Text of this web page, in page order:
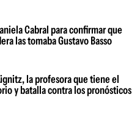
Cabral para confirmar que
las tomaba Gustavo Basso
la profesora que tiene el
y batalla contra los pronósticos